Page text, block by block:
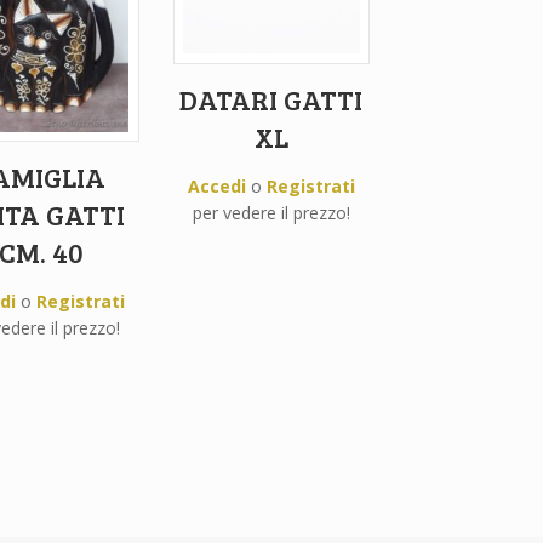
GATTI
40
o Registrati
il prezzo!
DATARI GATTI
XL
Accedio Registrati
per vedere il prezzo!